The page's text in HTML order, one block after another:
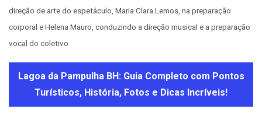
direção de arte do espetáculo, Maria Clara Lemos, na preparação
corporal e Helena Mauro, conduzindo a direção musical e a preparação
vocal do coletivo.